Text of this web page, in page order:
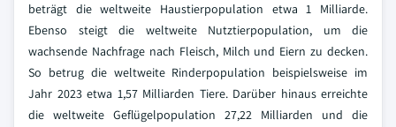
beträgt die weltweite Haustierpopulation etwa 1 Milliarde.
Ebenso steigt die weltweite Nutztierpopulation, um die
wachsende Nachfrage nach Fleisch, Milch und Eiern zu decken.
So betrug die weltweite Rinderpopulation beispielsweise im
Jahr 2023 etwa 1,57 Milliarden Tiere. Darüber hinaus erreichte
die weltweite Geflügelpopulation 27,22 Milliarden und die